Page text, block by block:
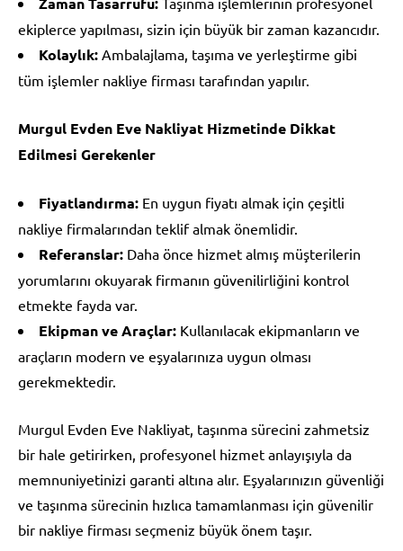
ekiplerce yapılması, sizin için büyük bir zaman kazancıdır.
Kolaylık: Ambalajlama, taşıma ve yerleştirme gibi
tüm işlemler nakliye firması tarafından yapılır.
Murgul Evden Eve Nakliyat Hizmetinde Dikkat
Edilmesi Gerekenler
Fiyatlandırma: En uygun fiyatı almak için çeşitli
nakliye firmalarından teklif almak önemlidir.
Referanslar: Daha önce hizmet almış müşterilerin
yorumlarını okuyarak firmanın güvenilirliğini kontrol
etmekte fayda var.
Ekipman ve Araçlar: Kullanılacak ekipmanların ve
araçların modern ve eşyalarınıza uygun olması
gerekmektedir.
Murgul Evden Eve Nakliyat, taşınma sürecini zahmetsiz
bir hale getirirken, profesyonel hizmet anlayışıyla da
memnuniyetinizi garanti altına alır. Eşyalarınızın güvenliği
ve taşınma sürecinin hızlıca tamamlanması için güvenilir
bir nakliye firması seçmeniz büyük önem taşır.